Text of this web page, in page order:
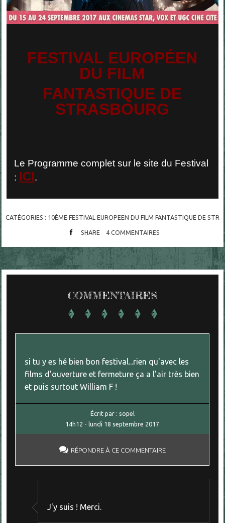
FESTIVAL EUROPÉEN
DU FILM
FANTASTIQUE DE
STRASBOURG
Le Programme complet sur le site du Festival
: ICI.
CATÉGORIES : 10ÈME FESTIVAL EUROPEEN DU FILM FANTASTIQUE DE STR
SHARE 4 COMMENTAIRES
COMMENTAIRES
si tu y es hé bien bon festival...rien qu'avec les
films d'ouverture et fermeture ça a l'air très bien
et puis surtout William F !
Écrit par : sopel
14h12 - lundi 18 septembre 2017
RÉPONDRE À CE COMMENTAIRE
J'y suis ! Merci.